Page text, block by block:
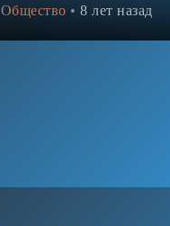
Общество • 8 лет назад